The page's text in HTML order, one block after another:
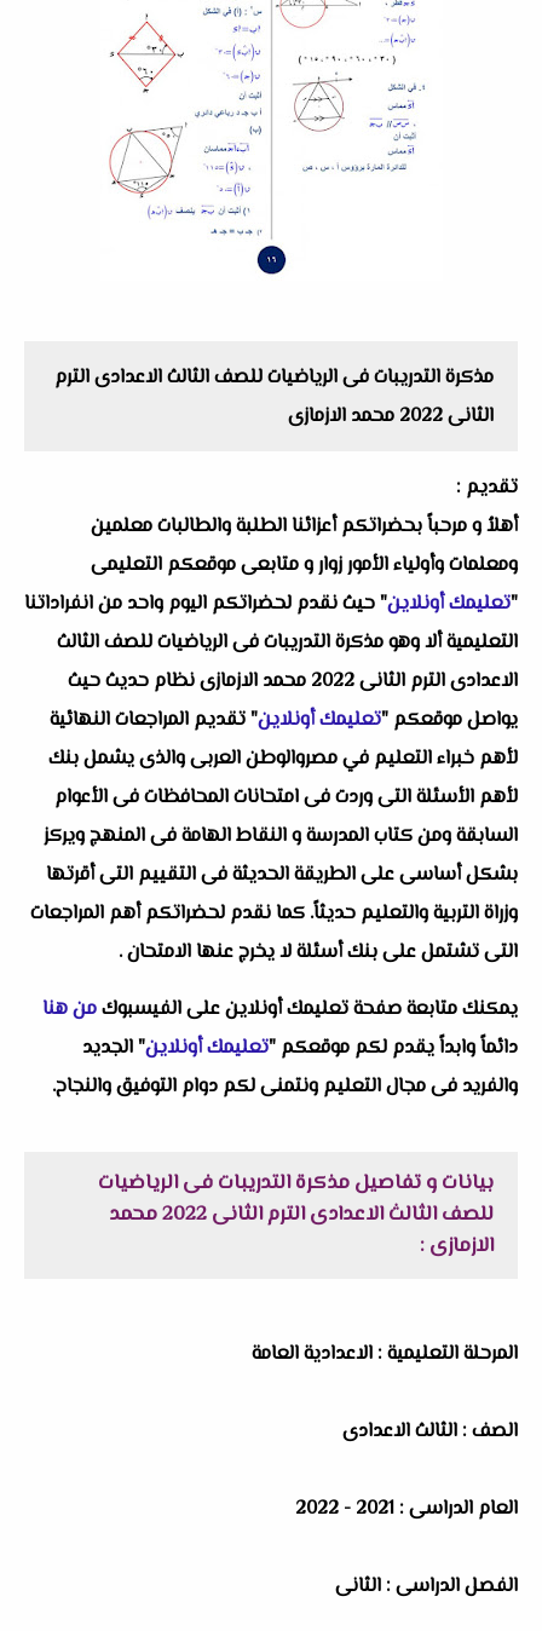
مذكرة التدريبات فى الرياضيات للصف الثالث الاعدادى الترم
الثانى 2022 محمد الازمازى
تقديم :
أهلاُ و مرحباً بحضراتكم أعزائنا الطلبة والطالبات معلمين
ومعلمات وأولياء الأمور زوار و متابعى موقعكم التعليمى
"تعليمك أونلاين" حيث نقدم لحضراتكم اليوم واحد من انفراداتنا
التعليمية ألا وهو مذكرة التدريبات فى الرياضيات للصف الثالث
الاعدادى الترم الثانى 2022 محمد الازمازى نظام حديث حيث
يواصل موقعكم "تعليمك أونلاين" تقديم المراجعات النهائية
لأهم خبراء التعليم في مصروالوطن العربى والذى يشمل بنك
لأهم الأسئلة التى وردت فى امتحانات المحافظات فى الأعوام
السابقة ومن كتاب المدرسة و النقاط الهامة فى المنهج ويركز
بشكل أساسى على الطريقة الحديثة فى التقييم التى أقرتها
وزراة التربية والتعليم حديثاً. كما نقدم لحضراتكم أهم المراجعات
التى تشتمل على بنك أسئلة لا يخرج عنها الامتحان .
يمكنك متابعة صفحة تعليمك أونلاين على الفيسبوكمن هنا
دائماً وابداً يقدم لكم موقعكم "تعليمك أونلاين" الجديد
والفريد فى مجال التعليم ونتمنى لكم دوام التوفيق والنجاح.
بيانات و تفاصيل مذكرة التدريبات فى الرياضيات
للصف الثالث الاعدادى الترم الثانى 2022 محمد
الازمازى :
المرحلة التعليمية : الاعدادية العامة
الصف : الثالث الاعدادى
العام الدراسى : 2021 - 2022
الفصل الدراسى : الثانى